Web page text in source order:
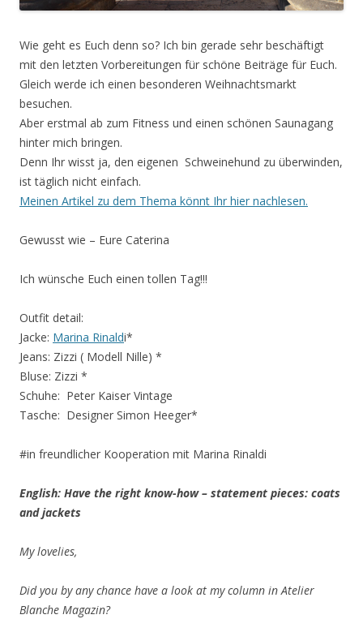
Wie geht es Euch denn so? Ich bin gerade sehr beschäftigt
mit den letzten Vorbereitungen für schöne Beiträge für Euch.
Gleich werde ich einen besonderen Weihnachtsmarkt
besuchen.
Aber erstmal ab zum Fitness und einen schönen Saunagang
hinter mich bringen.
Denn Ihr wisst ja, den eigenen Schweinehund zu überwinden,
ist täglich nicht einfach.
Meinen Artikel zu dem Thema könnt Ihr hier nachlesen.
Gewusst wie – Eure Caterina
Ich wünsche Euch einen tollen Tag!!!
Outfit detail:
Jacke: Marina Rinaldi*
Jeans: Zizzi ( Modell Nille) *
Bluse: Zizzi *
Schuhe: Peter Kaiser Vintage
Tasche: Designer Simon Heeger*
#in freundlicher Kooperation mit Marina Rinaldi
English: Have the right know-how – statement pieces: coats
and jackets
My lovelies,
Did you by any chance have a look at my column in Atelier
Blanche Magazin?